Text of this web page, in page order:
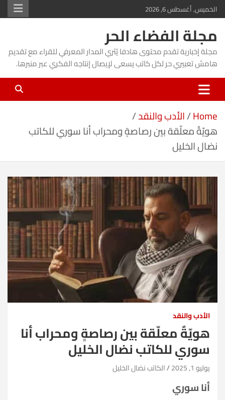
Skip
to
content
الخميس, أغسطس 6, 2026
مجلة الفضاء الحر
مجلة إخبارية تقدم محتوى هادفا يُثري المدار المعرفي للقراء مع تقديم
هامش تعبيري حر لكل كاتب يسعى لإيصال إنتاجه الفكري عبر منبرها.
Home الأدب والنقد
هويّةٌ معلّقة بين رصاصةٍ ومحراب أنا سوري للكاتب
نضال الخليل
الأدب والنقد
هويّةٌ معلّقة بين رصاصةٍ ومحراب أنا
سوري للكاتب نضال الخليل
يوليو 1, 2025 الكاتب نضال الخليل
أنا سوري